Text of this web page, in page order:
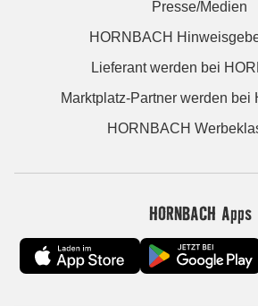
Presse/Medien
HORNBACH
Lieferant werden bei
Marktplatz-Partner werden bei
HORNBACH
HORNBACH Apps